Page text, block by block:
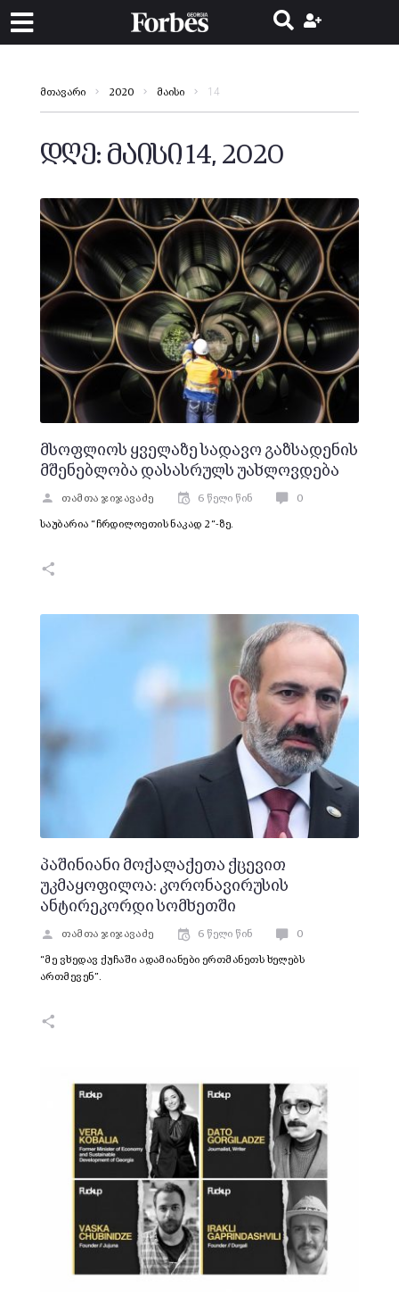
მთავარი 2020 მაისი 14
დღე: მაისი 14, 2020
მსოფლიოს ყველაზე სადავო გაზსადენის
მშენებლობა დასასრულს უახლოვდება
თამთა ჯიჯავაძე 6 წელი წინ 0
საუბარია “ჩრდილოეთის ნაკად 2“-ზე.
პაშინიანი მოქალაქეთა ქცევით
უკმაყოფილოა: კორონავირუსის
ანტირეკორდი სომხეთში
თამთა ჯიჯავაძე 6 წელი წინ 0
“მე ვხედავ ქუჩაში ადამიანები ერთმანეთს ხელებს
ართმევენ”.